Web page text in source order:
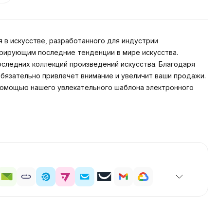
искусстве, разработанного для индустрии
последние тенденции в мире искусства.
коллекций произведений искусства. Благодаря
привлечет внимание и увеличит ваши продажи.
нашего увлекательного шаблона электронного